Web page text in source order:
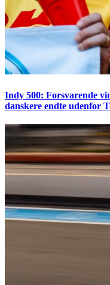
Indy 500: Forsvarende
danskere endte udenfor